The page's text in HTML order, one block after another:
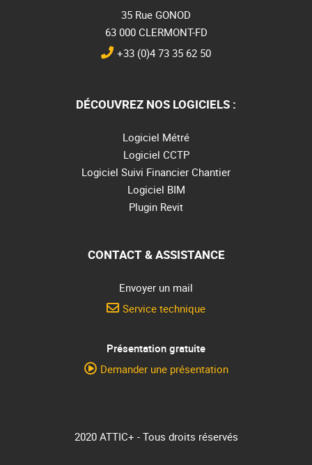
35 Rue GONOD
63 000 CLERMONT-FD
+33 (0)4 73 35 62 50
DÉCOUVREZ NOS LOGICIELS :
Logiciel Métré
Logiciel CCTP
Logiciel Suivi Financier Chantier
Logiciel BIM
Plugin Revit
CONTACT & ASSISTANCE
Envoyer un mail
Service technique
Présentation gratuite
Demander une présentation
2020 ATTIC+ - Tous droits réservés